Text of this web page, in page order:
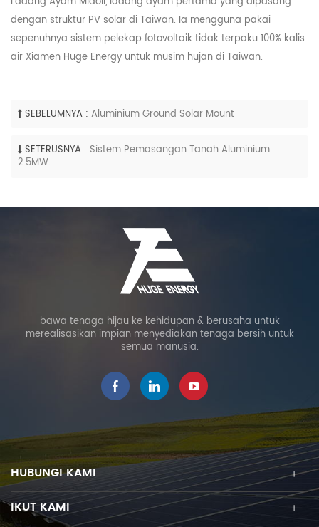
dengan struktur PV solar di Taiwan. Ia mengguna pakai
sepenuhnya sistem pelekap fotovoltaik tidak terpaku 100% kalis
air Xiamen Huge Energy untuk musim hujan di Taiwan.
SEBELUMNYA : Aluminium Ground Solar Mount
SETERUSNYA : Sistem Pemasangan Tanah Aluminium
2.5MW.
bawa tenaga hijau ke kehidupan & berusaha untuk
merealisasikan impian menyediakan tenaga bersih untuk
semua manusia.
HUBUNGI KAMI
IKUT KAMI